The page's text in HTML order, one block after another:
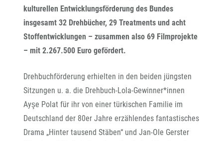
kulturellen Entwicklungsförderung des Bundes
insgesamt 32 Drehbücher, 29 Treatments und acht
Stoffentwicklungen – zusammen also 69 Filmprojekte
– mit 2.267.500 Euro gefördert.
Drehbuchförderung erhielten in den beiden jüngsten
Sitzungen u. a. die Drehbuch-Lola-Gewinner*innen
Ayşe Polat für ihr von einer türkischen Familie im
Deutschland der 80er Jahre erzählendes fantastisches
Drama „Hinter tausend Stäben“ und Jan-Ole Gerster